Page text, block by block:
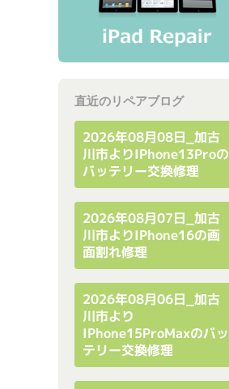
直近のリペアブログ
2026年08月08日_加古
川市よりiPhone13Proの
バッテリー交換修理
2026年08月07日_加古
川市よりiPhone16の画
面割れ修理
2026年08月06日_加古
川市より
IPhone15ProMaxのバッ
テリー交換修理